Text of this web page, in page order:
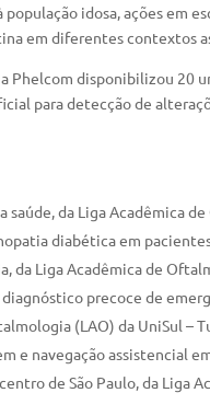
idosa, ações em
em diferentes contextos
Phelcom disponibilizou 20
para detecção de
saúde, da Liga Acadêmica
diabética em
Liga Acadêmica de
precoce de
(LAO) da UniSul –
e navegação assistencial
de São Paulo, da Liga